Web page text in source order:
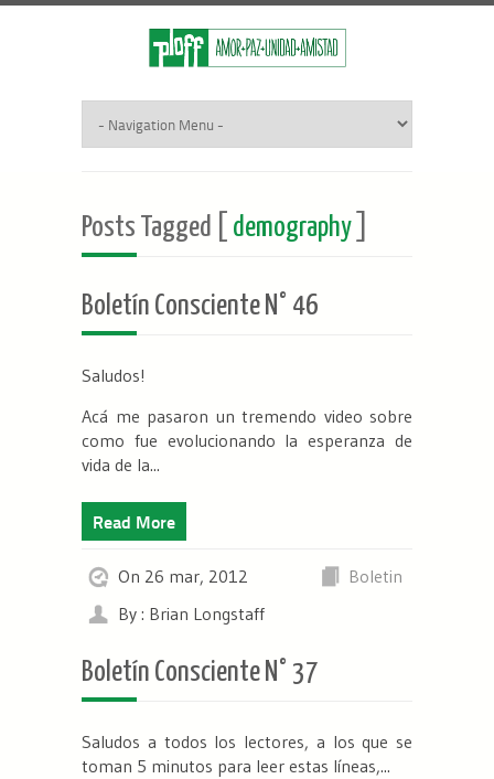
Posts Tagged [ demography
Boletín Consciente N° 46
Saludos!
Acá me pasaron un tremendo video sobre
como fue evolucionando la esperanza de
vida de la...
Read More
On 26 mar, 2012
Boletin
By : Brian Longstaff
Boletín Consciente N° 37
Saludos a todos los lectores, a los que se
toman 5 minutos para leer estas líneas,...